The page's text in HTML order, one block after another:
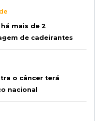
mais de 2
de cadeirantes
o câncer terá
nacional